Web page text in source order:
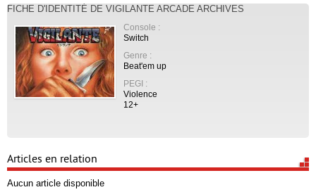
FICHE D'IDENTITÉ DE VIGILANTE ARCADE ARCHIVES
Console :
Switch
Genre :
Beat'em up
PEGI :
Violence
12+
Articles en relation
Aucun article disponible